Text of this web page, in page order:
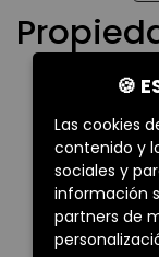
criterios
🍪
Las cookies
contenido y
sociales y
información
partners de